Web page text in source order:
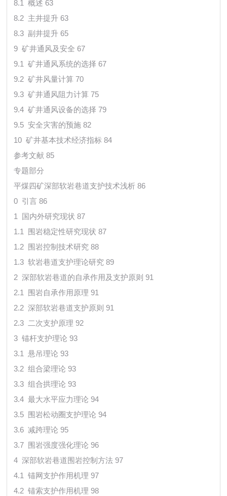
8.1 概述 63
8.2 主井提升 63
8.3 副井提升 65
9 矿井通风及安全 67
9.1 矿井通风系统的选择 67
9.2 矿井风量计算 70
9.3 矿井通风阻力计算 75
9.4 矿井通风设备的选择 79
9.5 安全灾害的预施 82
10 矿井基本技术经济指标 84
参考文献 85
专题部分
平煤四矿深部软岩巷道支护技术浅析 86
0 引言 86
1 国内外研究现状 87
1.1 围岩稳定性研究现状 87
1.2 围岩控制技术研究 88
1.3 软岩巷道支护理论研究 89
2 深部软岩巷道的自承作用及支护原则 91
2.1 围岩自承作用原理 91
2.2 深部软岩巷道支护原则 91
2.3 二次支护原理 92
3 锚杆支护理论 93
3.1 悬吊理论 93
3.2 组合梁理论 93
3.3 组合拱理论 93
3.4 最大水平应力理论 94
3.5 围岩松动圈支护理论 94
3.6 减跨理论 95
3.7 围岩强度强化理论 96
4 深部软岩巷道围岩控制方法 97
4.1 锚网支护作用机理 97
4.2 锚索支护作用机理 98